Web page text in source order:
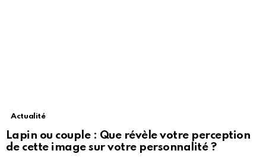
Actualité
Lapin ou couple : Que révèle votre perception
de cette image sur votre personnalité ?